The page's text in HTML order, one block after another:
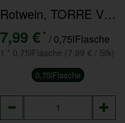
Rotwein, TORRE VERCELLI Barbera del Monferrato
7,99 € * / 0,75lFlasche
1 * 0,75lFlasche (7,99 € / Stk)
0,75lFlasche